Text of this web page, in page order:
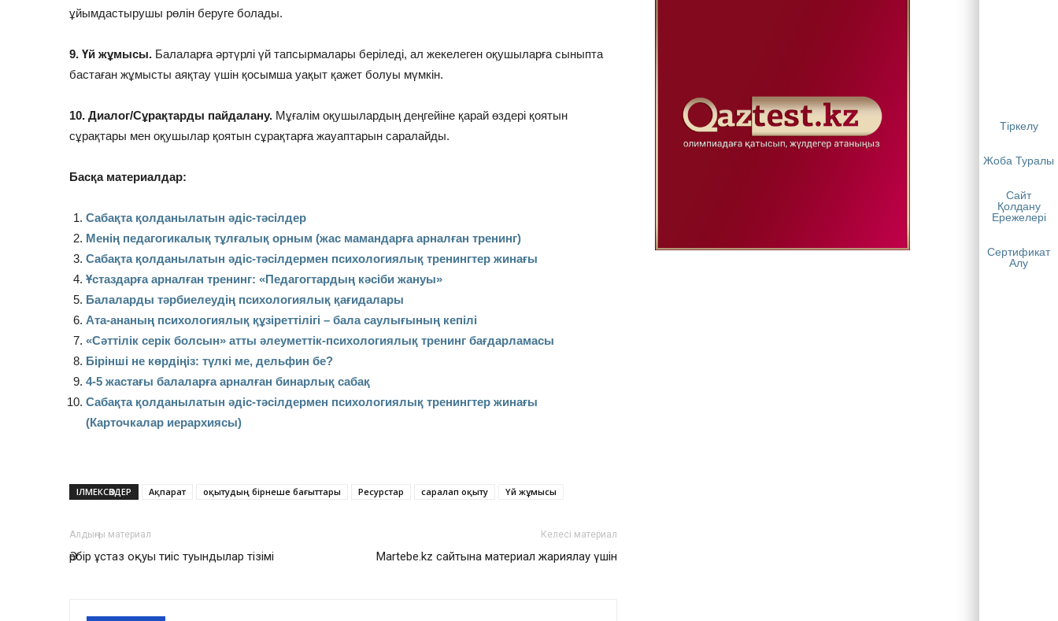
Тіркелу
Жоба Туралы
Сайт
Қолдану
Ережелері
Сертификат
Алу
ұйымдастырушы рөлін беруге болады.
9. Үй жұмысы. Балаларға әртүрлі үй тапсырмалары беріледі, ал жекелеген оқушыларға сыныпта
бастаған жұмысты аяқтау үшін қосымша уақыт қажет болуы мүмкін.
10. Диалог/Сұрақтарды пайдалану. Мұғалім оқушылардың деңгейіне қарай өздері қоятын
сұрақтары мен оқушылар қоятын сұрақтарға жауаптарын саралайды.
Басқа материалдар:
Сабақта қолданылатын әдіс-тәсілдер
Менің педагогикалық тұлғалық орным (жас мамандарға арналған тренинг)
Сабақта қолданылатын әдіс-тәсілдермен психологиялық тренингтер жинағы
Ұстаздарға арналған тренинг: «Педагогтардың кәсіби жануы»
Балаларды тәрбиелеудің психологиялық қағидалары
Ата-ананың психологиялық құзіреттілігі – бала саулығының кепілі
«Сәттілік серік болсын» атты әлеуметтік-психологиялық тренинг бағдарламасы
Бірінші не көрдіңіз: түлкі ме, дельфин бе?
4-5 жастағы балаларға арналған бинарлық сабақ
Сабақта қолданылатын әдіс-тәсілдермен психологиялық тренингтер жинағы
(Карточкалар иерархиясы)
ІЛМЕКСӨЗДЕР Ақпарат оқытудың бірнеше бағыттары Ресурстар саралап оқыту Үй жұмысы
Алдыңғы материал
Әрбір ұстаз оқуы тиіс туындылар тізімі
Келесі материал
Martebe.kz сайтына материал жариялау үшін